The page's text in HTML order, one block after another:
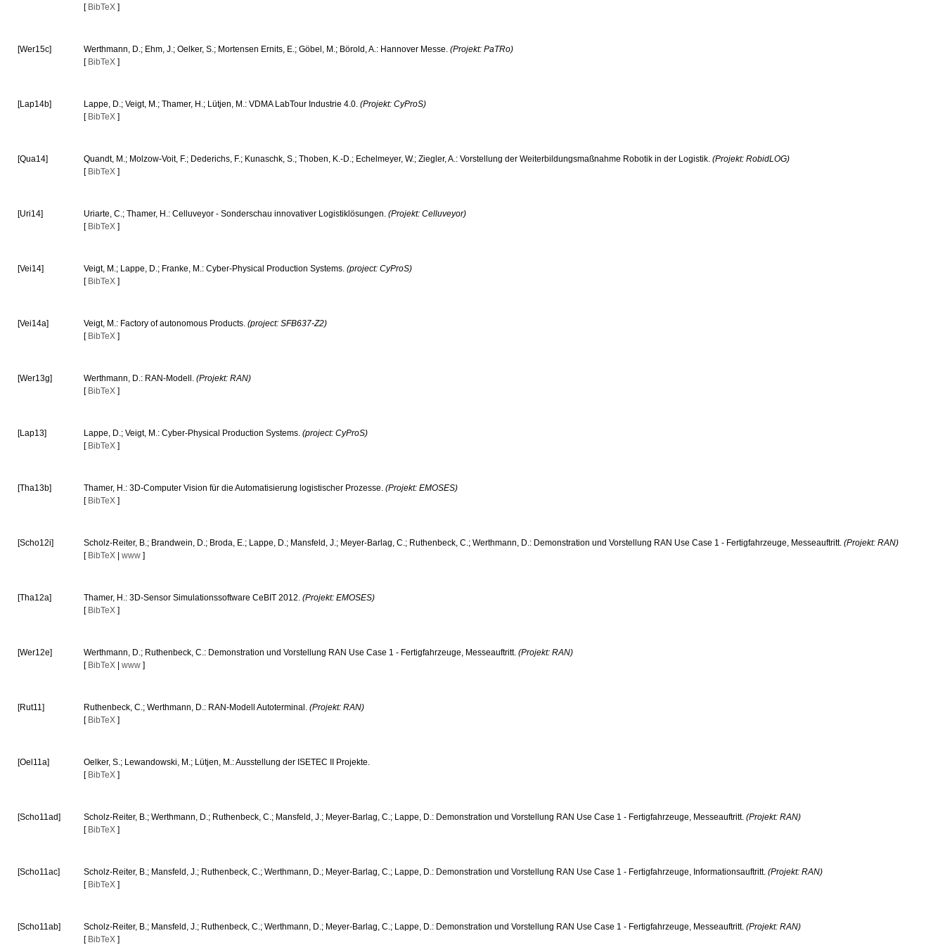
[ BibTeX ]
[Wer15c] Werthmann, D.; Ehm, J.; Oelker, S.; Mortensen Ernits, E.; Göbel, M.; Börold, A.: Hannover Messe.(Projekt: PaTRo)
[ BibTeX ]
[Lap14b] Lappe, D.; Veigt, M.; Thamer, H.; Lütjen, M.: VDMA LabTour Industrie 4.0.(Projekt: CyProS)
[ BibTeX ]
[Qua14] Quandt, M.; Molzow-Voit, F.; Dederichs, F.; Kunaschk, S.; Thoben, K.-D.; Echelmeyer, W.; Ziegler, A.: Vorstellung der Weiterbildungsmaßnahme Robotik in der Logistik.(Projekt: RobidLOG)
[ BibTeX ]
[Uri14] Uriarte, C.; Thamer, H.: Celluveyor - Sonderschau innovativer Logistiklösungen.(Projekt: Celluveyor)
[ BibTeX ]
[Vei14] Veigt, M.; Lappe, D.; Franke, M.: Cyber-Physical Production Systems.(project: CyProS)
[ BibTeX ]
[Vei14a] Veigt, M.: Factory of autonomous Products.(project: SFB637-Z2)
[ BibTeX ]
[Wer13g] Werthmann, D.: RAN-Modell.(Projekt: RAN)
[ BibTeX ]
[Lap13] Lappe, D.; Veigt, M.: Cyber-Physical Production Systems.(project: CyProS)
[ BibTeX ]
[Tha13b] Thamer, H.: 3D-Computer Vision für die Automatisierung logistischer Prozesse.(Projekt: EMOSES)
[ BibTeX ]
[Scho12i] Scholz-Reiter, B.; Brandwein, D.; Broda, E.; Lappe, D.; Mansfeld, J.; Meyer-Barlag, C.; Ruthenbeck, C.; Werthmann, D.: Demonstration und Vorstellung RAN Use Case 1 - Fertigfahrzeuge, Messeauftritt.(Projekt: RAN)
[ BibTeX |www ]
[Tha12a] Thamer, H.: 3D-Sensor Simulationssoftware CeBIT 2012.(Projekt: EMOSES)
[ BibTeX ]
[Wer12e] Werthmann, D.; Ruthenbeck, C.: Demonstration und Vorstellung RAN Use Case 1 - Fertigfahrzeuge, Messeauftritt.(Projekt: RAN)
[ BibTeX |www ]
[Rut11] Ruthenbeck, C.; Werthmann, D.: RAN-Modell Autoterminal.(Projekt: RAN)
[ BibTeX ]
[Oel11a]
Oelker, S.; Lewandowski, M.; Lütjen, M.: Ausstellung der ISETEC II Projekte.
[ BibTeX ]
[Scho11ad] Scholz-Reiter, B.; Werthmann, D.; Ruthenbeck, C.; Mansfeld, J.; Meyer-Barlag, C.; Lappe, D.: Demonstration und Vorstellung RAN Use Case 1 - Fertigfahrzeuge, Messeauftritt.(Projekt: RAN)
[ BibTeX ]
[Scho11ac] Scholz-Reiter, B.; Mansfeld, J.; Ruthenbeck, C.; Werthmann, D.; Meyer-Barlag, C.; Lappe, D.: Demonstration und Vorstellung RAN Use Case 1 - Fertigfahrzeuge, Informationsauftritt.(Projekt: RAN)
[ BibTeX ]
[Scho11ab] Scholz-Reiter, B.; Mansfeld, J.; Ruthenbeck, C.; Werthmann, D.; Meyer-Barlag, C.; Lappe, D.: Demonstration und Vorstellung RAN Use Case 1 - Fertigfahrzeuge, Messeauftritt.(Projekt: RAN)
[ BibTeX ]